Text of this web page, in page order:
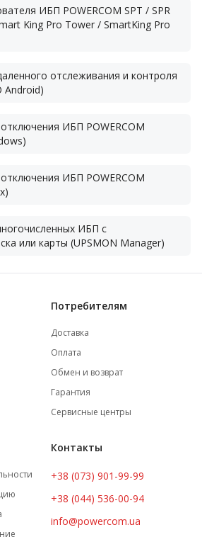
ИБП POWERCOM SPT / SPR
King Pro Tower / SmartKing Pro
отслеживания и контроля
Android)
ИБП POWERCOM
ИБП POWERCOM
ИБП с
или карты (UPSMON Manager)
Потребителям
Доставка
Оплата
Обмен и возврат
Гарантия
Сервисные центры
Контакты
+38 (073) 901-99-99
+38 (044) 536-00-94
info@powercom.ua